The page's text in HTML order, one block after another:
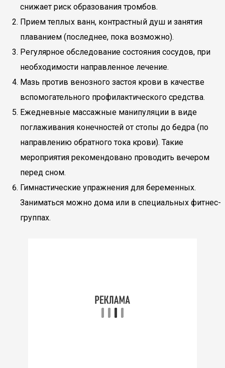
снижает риск образования тромбов.
Прием теплых ванн, контрастный душ и занятия
плаванием (последнее, пока возможно).
Регулярное обследование состояния сосудов, при
необходимости направленное лечение.
Мазь против венозного застоя крови в качестве
вспомогательного профилактического средства.
Ежедневные массажные манипуляции в виде
поглаживания конечностей от стопы до бедра (по
направлению обратного тока крови). Такие
мероприятия рекомендовано проводить вечером
перед сном.
Гимнастические упражнения для беременных.
Заниматься можно дома или в специальных фитнес-
группах.